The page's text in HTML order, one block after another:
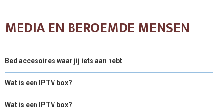
MEDIA EN BEROEMDE MENSEN
Bed accesoires waar jij iets aan hebt
Wat is een IPTV box?
Wat is een IPTV box?